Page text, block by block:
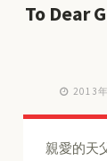
To Dear
2013
親愛的天